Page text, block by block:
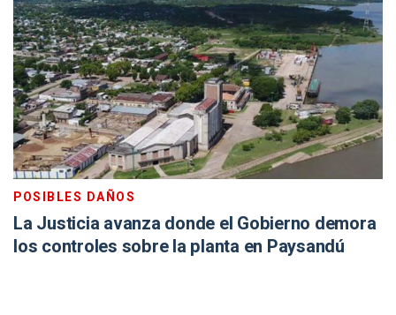
POSIBLES DAÑOS
La Justicia avanza donde el Gobierno demora
los controles sobre la planta en Paysandú